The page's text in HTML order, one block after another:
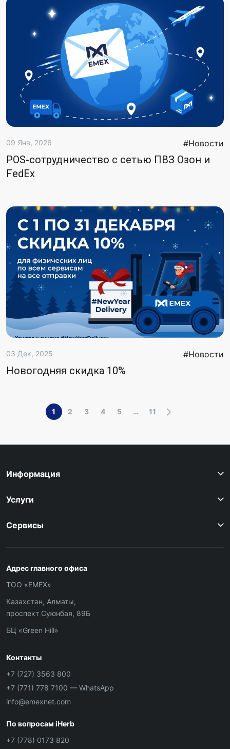
09 Янв, 2026 #Новости
POS-сотрудничество с сетью ПВЗ Озон и
FedEx
03 Дек, 2025 #Новости
Новогодняя скидка 10%
1 2 3 4 5 … 11
Информация
Услуги
Сервисы
Адрес главного офиса
ТОО «ЕМЕХ»
Казахстан, Алматы,
проспект Суюнбая, 89Б
БЦ «Green Hill»
Контакты
+7 (727) 3563 800
+7 (771) 778 7100 — WhatsApp
info@emexnet.com
По вопросам iHerb
+7 (778) 0173 820